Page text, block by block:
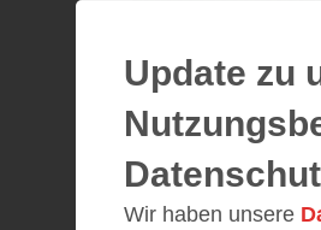
Update zu
Wir haben unsere